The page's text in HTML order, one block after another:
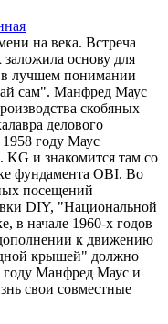
на века. Встреча
основу для
в лучшем понимании
сам". Манфред Маус
скобяных
делового
году Маус
и знакомится там со
фундамента OBI. Во
посещений
DIY, "Национальной
в начале 1960-х годов
к движению
крышей" должно
году Манфред Маус и
свои совместные